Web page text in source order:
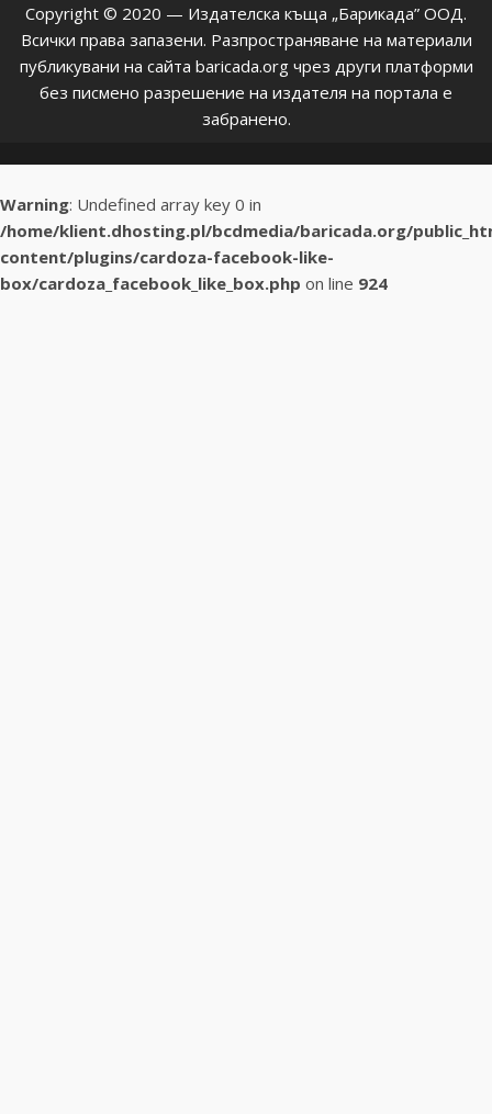
Copyright © 2020 — Издателска къща „Барикада” ООД.
Всички права запазени. Разпространяване на материали
публикувани на сайта baricada.org чрез други платформи
без писмено разрешение на издателя на портала е
забранено.
Warning: Undefined array key 0 in
/home/klient.dhosting.pl/bcdmedia/baricada.org/
content/plugins/cardoza-facebook-like-
box/cardoza_facebook_like_box.php on line 924